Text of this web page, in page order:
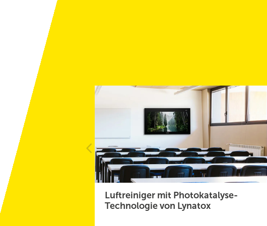
Luftreiniger mit Photokatalyse-
Technologie von Lynatox